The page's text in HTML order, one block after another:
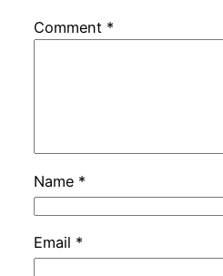
Comment *
Name *
Email *